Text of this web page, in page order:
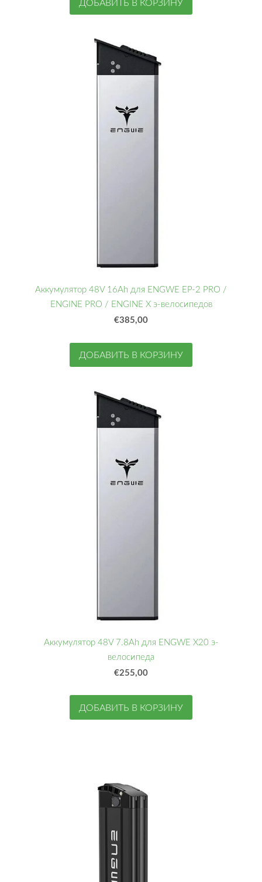
Аккумулятор 48V 16Ah для ENGWE EP-2 PRO /
ENGINE PRO / ENGINE X э-велосипедов
€385,00
ДОБАВИТЬ В КОРЗИНУ
Аккумулятор 48V 7.8Ah для ENGWE X20 э-
велосипеда
€255,00
ДОБАВИТЬ В КОРЗИНУ